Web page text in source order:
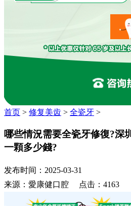
首页 > 修复美齿 > 全瓷牙 >
哪些情況需要全瓷牙修復?深
一顆多少錢?
发布时间：2025-03-31
来源：愛康健口腔 点击：4163